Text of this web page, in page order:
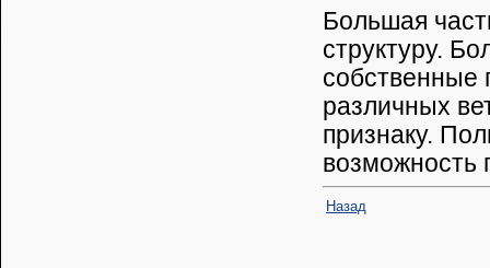
Большая
структуру.
собственные
различных
признаку.
возможность
Назад